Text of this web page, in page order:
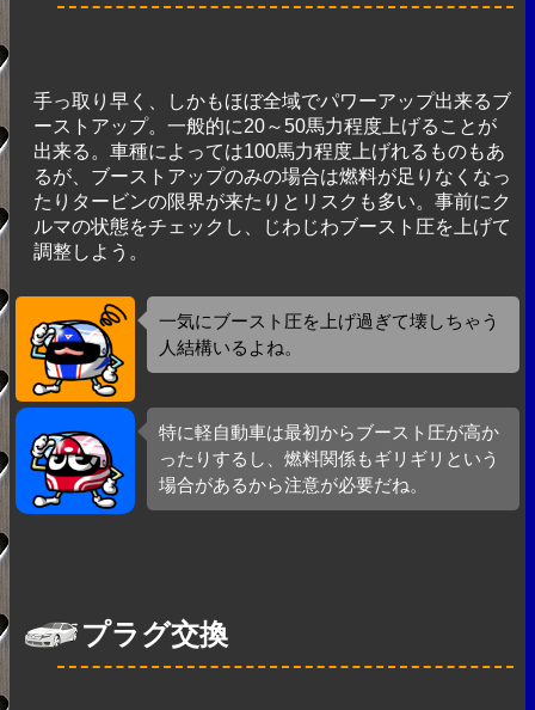
手っ取り早く、しかもほぼ全域でパワーアップ出来るブ
ーストアップ。一般的に20～50馬力程度上げることが
出来る。車種によっては100馬力程度上げれるものもあ
るが、ブーストアップのみの場合は燃料が足りなくなっ
たりタービンの限界が来たりとリスクも多い。事前にク
ルマの状態をチェックし、じわじわブースト圧を上げて
調整しよう。
一気にブースト圧を上げ過ぎて壊しちゃう
人結構いるよね。
特に軽自動車は最初からブースト圧が高か
ったりするし、燃料関係もギリギリという
場合があるから注意が必要だね。
プラグ交換